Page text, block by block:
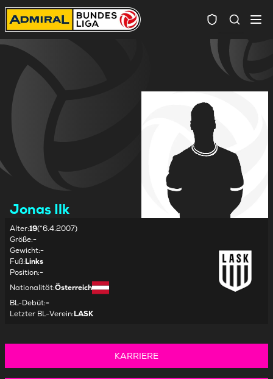
Jonas Ilk
Alter:19(*6.4.2007)
Größe:-
Gewicht:-
Fuß:Links
Position:-
Nationalität:Österreich
BL-Debüt:-
Letzter BL-Verein:LASK
KARRIERE